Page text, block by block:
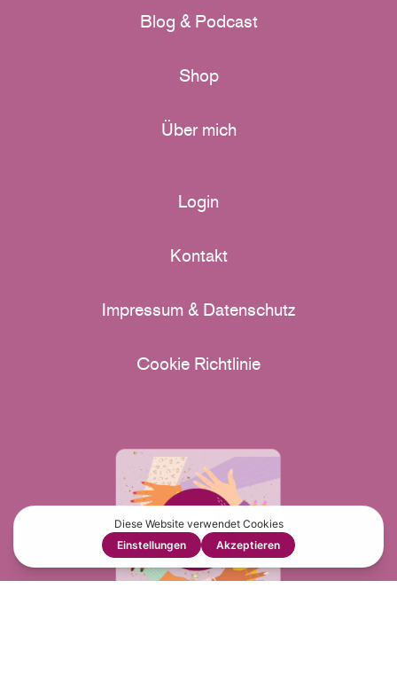
Blog & Podcast
Shop
Über mich
Login
Kontakt
Impressum & Datenschutz
Cookie Richtlinie